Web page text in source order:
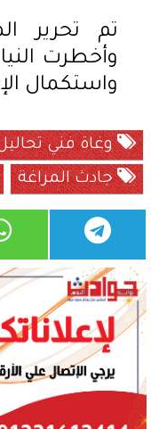
تم تحرير
وأخطرت
واستكمال
وغاة فني
جادث المراغة